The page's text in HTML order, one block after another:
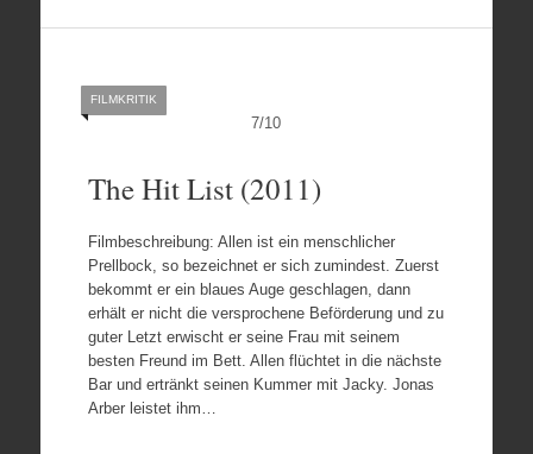
7/10
FILMKRITIK
The Hit List (2011)
Filmbeschreibung: Allen ist ein menschlicher
Prellbock, so bezeichnet er sich zumindest. Zuerst
bekommt er ein blaues Auge geschlagen, dann
erhält er nicht die versprochene Beförderung und zu
guter Letzt erwischt er seine Frau mit seinem
besten Freund im Bett. Allen flüchtet in die nächste
Bar und ertränkt seinen Kummer mit Jacky. Jonas
Arber leistet ihm…